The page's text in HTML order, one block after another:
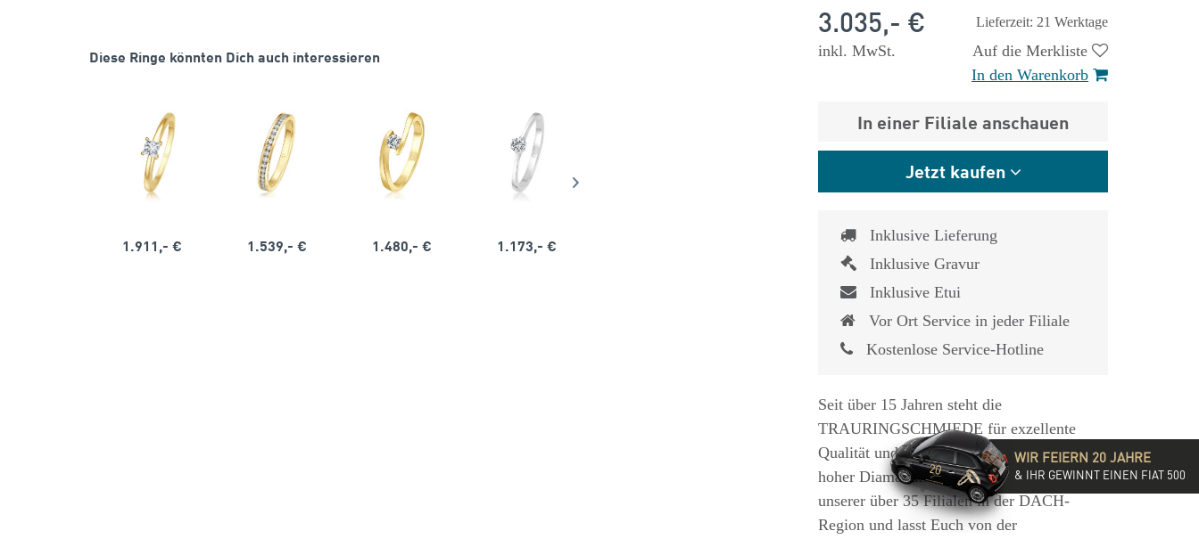
Diese Ringe könnten Dich auch interessieren
1.911,- € 1.539,- € 1.480,- € 1.173,- € 1.825,- €
Lieferzeit: 21 Werktage
3.035,- €
inkl. MwSt.
Auf die Merkliste
In den Warenkorb
In einer Filiale anschauen
Jetzt kaufen
Inklusive Lieferung
Inklusive Gravur
Inklusive Etui
Vor Ort Service in jeder Filiale
Kostenlose Service-Hotline
Seit über 15 Jahren steht die
TRAURINGSCHMIEDE für exzellente
Qualität und hochwertige Beratung mit
hoher Diamantkompetenz. Besucht eine
unserer über 35 Filialen in der DACH-
Region und lasst Euch von der
WIR FEIERN 20 JAHRE
& IHR GEWINNT EINEN FIAT 500